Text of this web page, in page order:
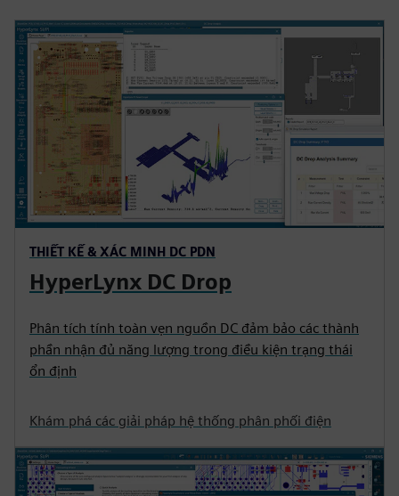
THIẾT KẾ & XÁC MINH DC PDN
HyperLynx DC Drop
Phân tích tính toàn vẹn nguồn DC đảm bảo các thành
phần nhận đủ năng lượng trong điều kiện trạng thái
ổn định
Khám phá các giải pháp hệ thống phân phối điện